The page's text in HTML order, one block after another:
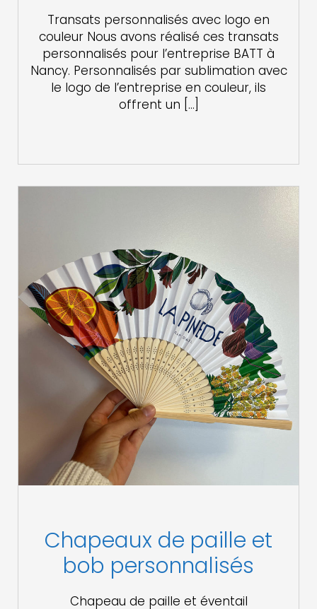
Transats personnalisés avec logo en
couleur Nous avons réalisé ces transats
personnalisés pour l’entreprise BATT à
Nancy. Personnalisés par sublimation avec
le logo de l’entreprise en couleur, ils
offrent un […]
Chapeaux de paille et
bob personnalisés
Chapeau de paille et éventail